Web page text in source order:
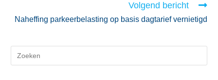
Volgend bericht
Naheffing parkeerbelasting op basis dagtarief vernietigd